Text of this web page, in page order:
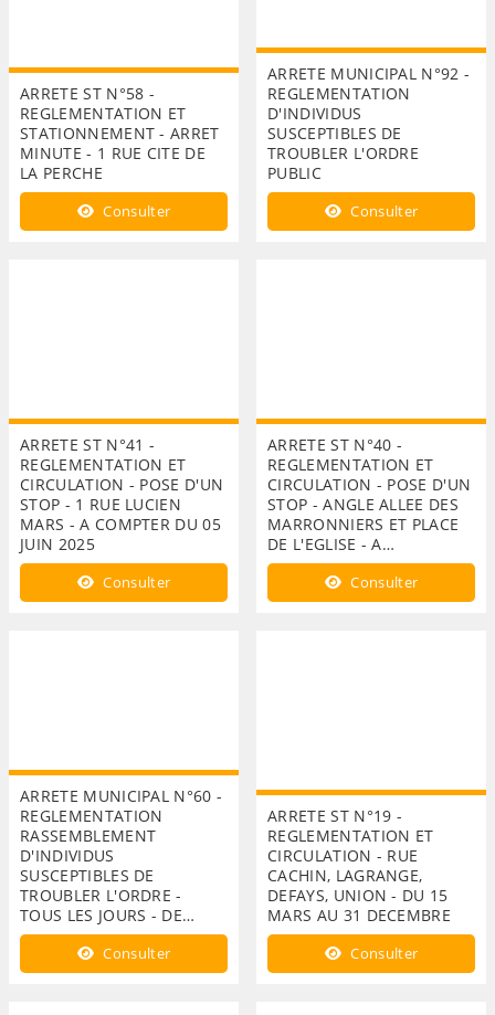
ARRETE ST N°58 -
REGLEMENTATION ET
STATIONNEMENT - ARRET
MINUTE - 1 RUE CITE DE
LA PERCHE
Consulter
ARRETE MUNICIPAL N°92 -
REGLEMENTATION
D'INDIVIDUS
SUSCEPTIBLES DE
TROUBLER L'ORDRE
PUBLIC
Consulter
ARRETE ST N°41 -
REGLEMENTATION ET
CIRCULATION - POSE D'UN
STOP - 1 RUE LUCIEN
MARS - A COMPTER DU 05
JUIN 2025
Consulter
ARRETE ST N°40 -
REGLEMENTATION ET
CIRCULATION - POSE D'UN
STOP - ANGLE ALLEE DES
MARRONNIERS ET PLACE
DE L'EGLISE - A…
Consulter
ARRETE MUNICIPAL N°60 -
REGLEMENTATION
RASSEMBLEMENT
D'INDIVIDUS
SUSCEPTIBLES DE
TROUBLER L'ORDRE -
TOUS LES JOURS - DE…
Consulter
ARRETE ST N°19 -
REGLEMENTATION ET
CIRCULATION - RUE
CACHIN, LAGRANGE,
DEFAYS, UNION - DU 15
MARS AU 31 DECEMBRE
Consulter